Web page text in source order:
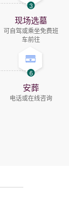
3
现场选墓
可自驾或乘坐免费班
车前往
6
安葬
电话或在线咨询